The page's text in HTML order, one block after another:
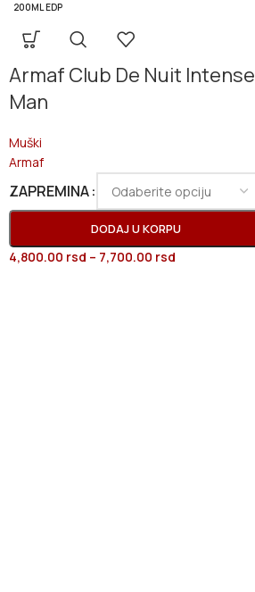
200ML EDP
Armaf Club De Nuit Intense
Man
Muški
Armaf
ZAPREMINA
DODAJ U KORPU
4,800.00 rsd – 7,700.00 rsd